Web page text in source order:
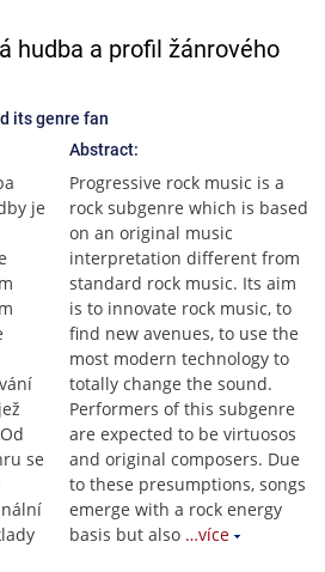
hudba a profil žánrového
its genre fan
je
se
Abstract:
Progressive rock music is a
rock subgenre which is based
on an original music
interpretation different from
standard rock music. Its aim
is to innovate rock music, to
find new avenues, to use the
most modern technology to
totally change the sound.
Performers of this subgenre
are expected to be virtuosos
and original composers. Due
to these presumptions, songs
emerge with a rock energy
basis but also …více